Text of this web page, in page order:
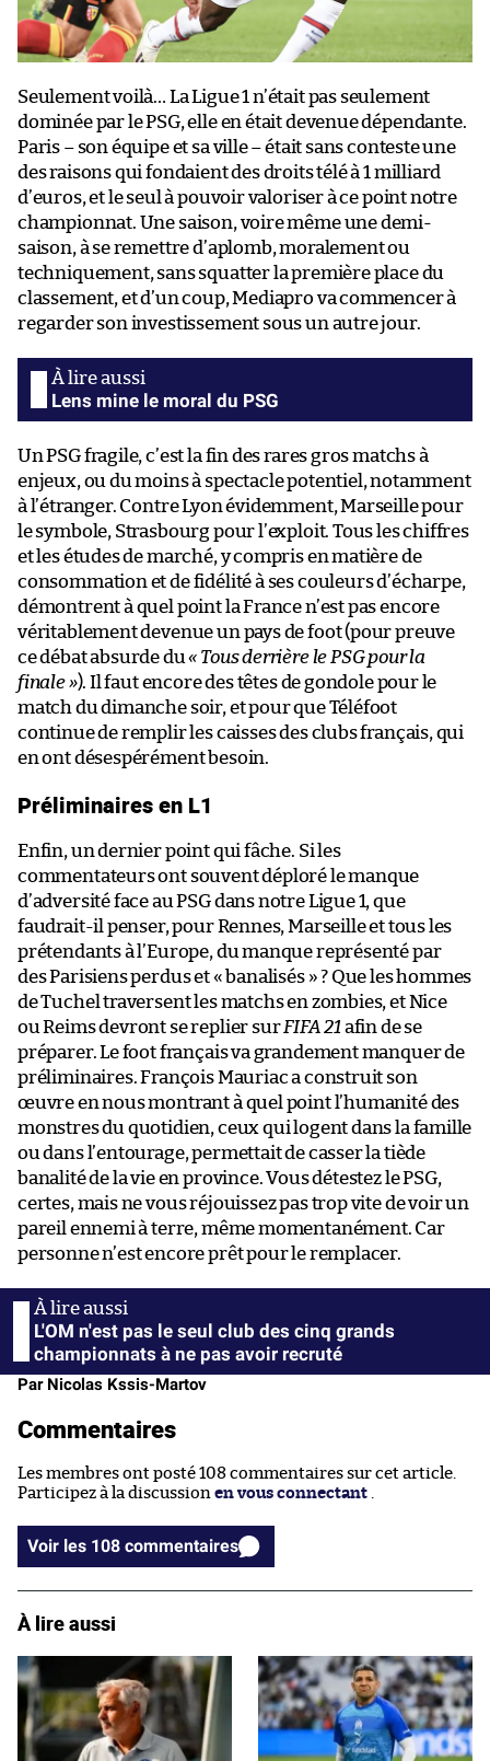
Seulement voilà… La Ligue 1 n’était pas seulement
dominée par le PSG, elle en était devenue dépendante.
Paris – son équipe et sa ville – était sans conteste une
des raisons qui fondaient des droits télé à 1 milliard
d’euros, et le seul à pouvoir valoriser à ce point notre
championnat. Une saison, voire même une demi-
saison, à se remettre d’aplomb, moralement ou
techniquement, sans squatter la première place du
classement, et d’un coup, Mediapro va commencer à
regarder son investissement sous un autre jour.
Lens mine le moral du PSG
Un PSG fragile, c’est la fin des rares gros matchs à
enjeux, ou du moins à spectacle potentiel, notamment
à l’étranger. Contre Lyon évidemment, Marseille pour
le symbole, Strasbourg pour l’exploit. Tous les chiffres
et les études de marché, y compris en matière de
consommation et de fidélité à ses couleurs d’écharpe,
démontrent à quel point la France n’est pas encore
véritablement devenue un pays de foot (pour preuve
ce débat absurde du« Tous derrière le PSG pour la
finale »). Il faut encore des têtes de gondole pour le
match du dimanche soir, et pour que Téléfoot
continue de remplir les caisses des clubs français, qui
en ont désespérément besoin.
Préliminaires en L1
Enfin, un dernier point qui fâche. Si les
commentateurs ont souvent déploré le manque
d’adversité face au PSG dans notre Ligue 1, que
faudrait-il penser, pour Rennes, Marseille et tous les
prétendants à l’Europe, du manque représenté par
des Parisiens perdus et « banalisés » ? Que les hommes
de Tuchel traversent les matchs en zombies, et Nice
ou Reims devront se replier surFIFA 21 afin de se
préparer. Le foot français va grandement manquer de
préliminaires. François Mauriac a construit son
œuvre en nous montrant à quel point l’humanité des
monstres du quotidien, ceux qui logent dans la famille
ou dans l’entourage, permettait de casser la tiède
banalité de la vie en province. Vous détestez le PSG,
certes, mais ne vous réjouissez pas trop vite de voir un
pareil ennemi à terre, même momentanément. Car
personne n’est encore prêt pour le remplacer.
L'OM n'est pas le seul club des cinq grands
championnats à ne pas avoir recruté
Par Nicolas Kssis-Martov
Commentaires
Les membres ont posté 108 commentaires sur cet article.
Participez à la discussion en vous connectant .
Voir les 108 commentaires
À lire aussi